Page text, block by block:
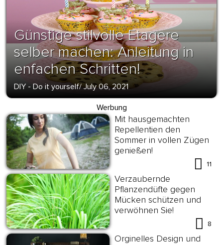
Günstige stilvolle Etagere
selber machen: Anleitung in
enfachen Schritten!
DIY - Do it yourself/ July 06, 2021
Werbung
Mit hausgemachten
Repellentien den
Sommer in vollen Zügen
genießen!
11
Verzaubernde
Pflanzendüfte gegen
Mücken schützen und
verwöhnen Sie!
8
Orginelles Design und